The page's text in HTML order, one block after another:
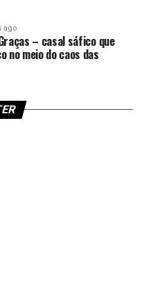
ago
– casal sáfico que
no meio do caos das